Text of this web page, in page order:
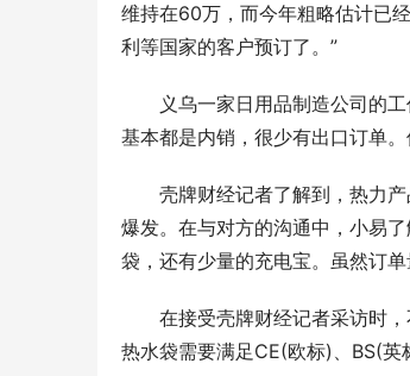
维持在60万，而今年粗略估计已
利等国家的客户预订了。”
义乌一家日用品制造公司的
基本都是内销，很少有出口订单
壳牌财经记者了解到，热力
爆发。在与对方的沟通中，小易
袋，还有少量的充电宝。虽然订
在接受壳牌财经记者采访时
热水袋需要满足CE(欧标)、BS(英